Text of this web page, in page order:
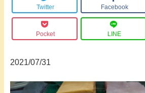
Twitter Facebook
Pocket LINE
2021/07/31